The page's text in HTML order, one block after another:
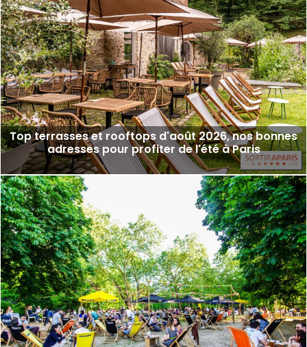
Top terrasses et rooftops d'août 2026, nos bonnes
adresses pour profiter de l'été à Paris